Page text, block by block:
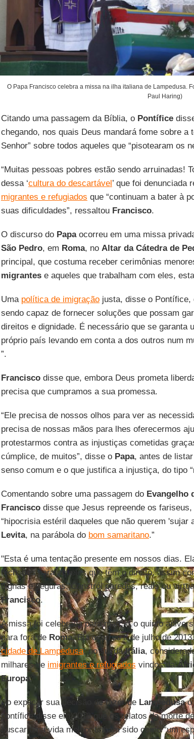
O Papa Francisco celebra a missa na ilha italiana de Lampedusa.
Paul Haring)
Citando uma passagem da Bíblia, o Pontífice
chegando, nos quais Deus mandará fome sobre
Senhor” sobre todos aqueles que “pisotearam os
“Muitas pessoas pobres estão sendo arruinadas!
dessa ‘cultura do descartável’ que foi denunciada
migrantes e refugiados que “continuam a bater à
suas dificuldades”, ressaltou Francisco.
O discurso do Papaocorreu em uma missa
São Pedro, em Roma, no Altar da Cátedra de
principal, que costuma receber cerimônias
migrantese aqueles que trabalham com eles,
Uma política de imigraçãojusta, disse o Pontífice,
sendo capaz de fornecer soluções que possam
direitos e dignidade. É necessário que se garanta
próprio país levando em conta a dos outros num
”.
Franciscodisse que, embora Deus prometa
precisa que cumpramos a sua promessa.
“Ele precisa de nossos olhos para ver as
precisa de nossas mãos para lhes oferecermos
protestarmos contra as injustiças cometidas
cúmplice, de muitos”, disse o Papa, antes de
senso comum e o que justifica a injustiça, do tipo
Comentando sobre uma passagem do Evangelho
Franciscodisse que Jesus repreende os fariseus,
“hipocrisia estéril daqueles que não querem
Levita, na parábola do bom samaritano.”
"Esta é uma tentação presente em nossos dias.
fechados para aqueles que têm o direito, assim
dignas e seguras. Constrói paredes, reais ou
Francisco.
A missa foi celebrada para marcar o quinto
para fora de Roma. Ela ocorreu 8 de julho de
cidade de Lampedusa, no sul daItália,
milhares de imigrantes e refugiados vindos da
Europa.
Ao explicar sua decisão de fazer de Lampedusao
pontífice disse em 2013 que os relatos da morte
buscar uma vida melhor tinham sido como “um